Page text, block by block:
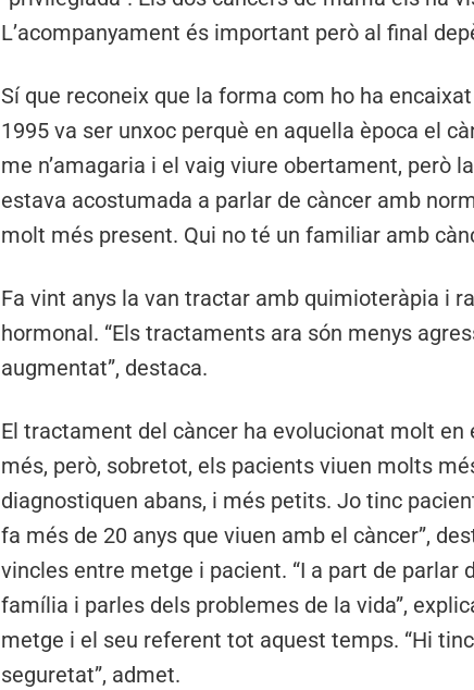
L’acompanyament és important però al final
Sí que reconeix que la forma com ho ha
1995 va ser unxoc perquè en aquella època el
me n’amagaria i el vaig viure obertament, però
estava acostumada a parlar de càncer amb
molt més present. Qui no té un familiar amb
Fa vint anys la van tractar amb quimioteràpia i
hormonal. “Els tractaments ara són menys
augmentat”, destaca.
El tractament del càncer ha evolucionat molt en
més, però, sobretot, els pacients viuen molts
diagnostiquen abans, i més petits. Jo tinc
fa més de 20 anys que viuen amb el càncer”,
vincles entre metge i pacient. “I a part de parlar
família i parles dels problemes de la vida”,
metge i el seu referent tot aquest temps. “Hi
seguretat”, admet.